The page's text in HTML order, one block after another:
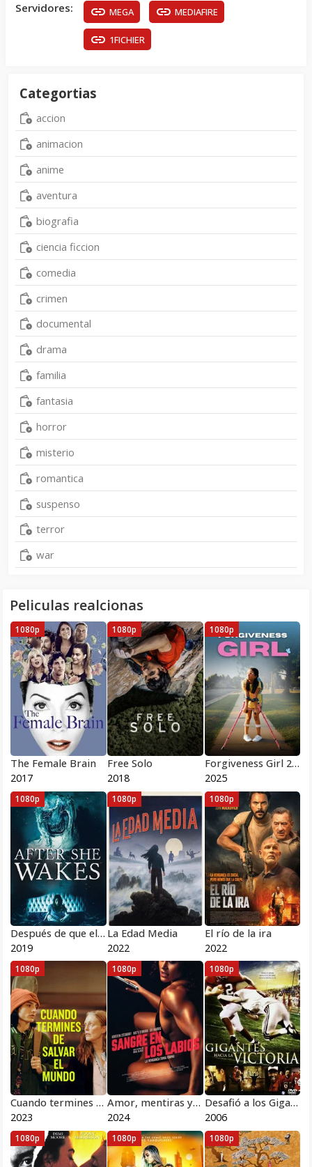
Servidores: MEGA MEDIAFIRE
1FICHIER
Categortias
accion
animacion
anime
aventura
biografia
ciencia ficcion
comedia
crimen
documental
drama
familia
fantasia
horror
misterio
romantica
suspenso
terror
war
Peliculas realcionas
The Female Brain
2017
1080p
Free Solo
2018
1080p
Forgiveness Girl 2025
2025
1080p
Después de que ella Despierte
2019
1080p
La Edad Media
2022
1080p
El río de la ira
2022
1080p
Cuando termines de salvar el mundo
2023
1080p
Amor, mentiras y sangre
2024
1080p
Desafió a los Gigantes
2006
1080p
1080p 1080p 1080p